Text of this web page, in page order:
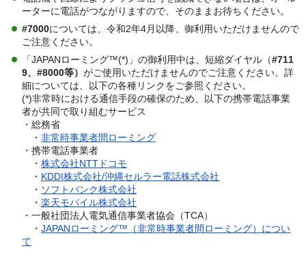
ーターに電話がつながりますので、そのままお待ちください。
#7000については、令和2年4月以降、御利用いただけませんので
ご注意ください。
「JAPANローミング™(*)」の御利用中は、短縮ダイヤル（#711
9、#8000等） がご使用いただけませんのでご注意ください。詳
細については、以下の各種リンクをご参照ください。
(*)非常時における通信手段の確保のため、以下の携帯電話事業
者が共同で取り組むサービス
・総務省
・ 非常時事業者間ローミング
・携帯電話事業者
・ 株式会社NTTドコモ
・ KDDI株式会社/沖縄セルラー電話株式会社
・ ソフトバンク株式会社
・ 楽天モバイル株式会社
・一般社団法人電気通信事業者協会（TCA）
・ JAPANローミング™（非常時事業者間ローミング）につい
て